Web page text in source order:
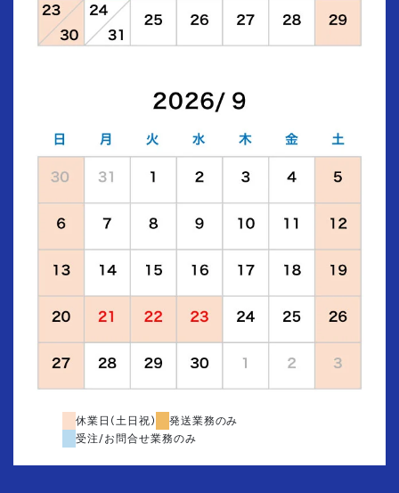
休業日(土日祝)
発送業務のみ
受注/お問合せ業務のみ